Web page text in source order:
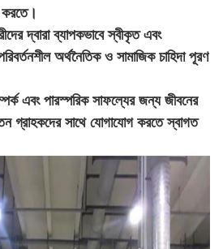
করতে।
দ্বারা ব্যাপকভাবে স্বীকৃত এবং
অর্থনৈতিক ও সামাজিক চাহিদা পূরণ
এবং পারস্পরিক সাফল্যের জন্য জীবনের
গ্রাহকদের সাথে যোগাযোগ করতে স্বাগত